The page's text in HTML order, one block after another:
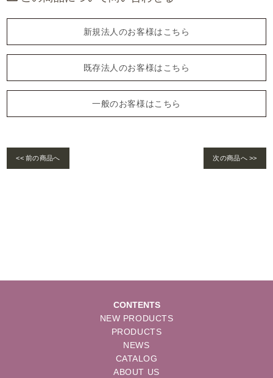
新規法人のお客様はこちら
既存法人のお客様はこちら
一般のお客様はこちら
<< 前の商品へ 次の商品へ >>
CONTENTS
NEW PRODUCTS
PRODUCTS
NEWS
CATALOG
ABOUT US